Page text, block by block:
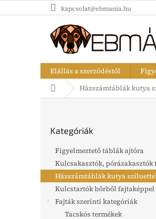
a
kapcsolat@ebmania.hu
Elállás a szerződéstől
KezdőlapHázszámtáblák kutya
ó
átugrása
Kategóriák
Figyelmeztető táblák ajtóra
Kulcsakasztók, pórázakasztók
Házszámtáblák kutya
Kulcstartók bőrből fajtaképpel
Fajták szerinti kategóriák
Tacskós termékek